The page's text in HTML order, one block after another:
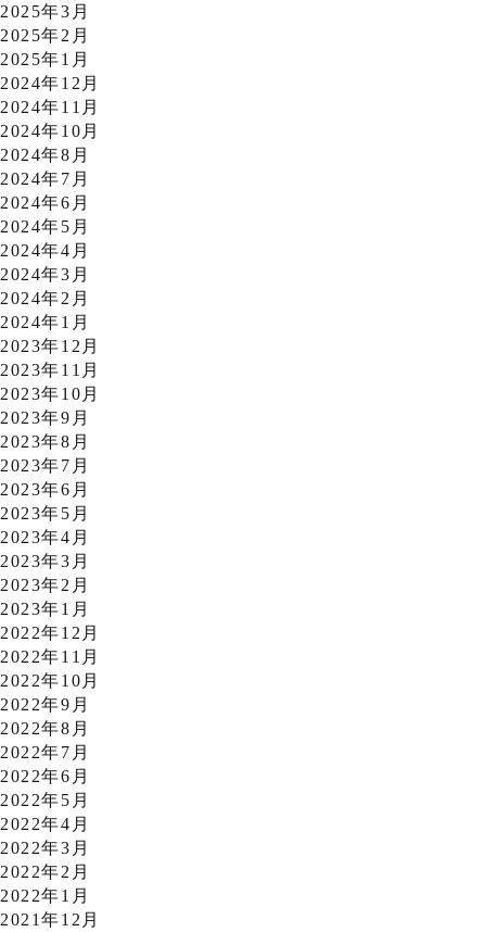
2025年3月
2025年2月
2025年1月
2024年12月
2024年11月
2024年10月
2024年8月
2024年7月
2024年6月
2024年5月
2024年4月
2024年3月
2024年2月
2024年1月
2023年12月
2023年11月
2023年10月
2023年9月
2023年8月
2023年7月
2023年6月
2023年5月
2023年4月
2023年3月
2023年2月
2023年1月
2022年12月
2022年11月
2022年10月
2022年9月
2022年8月
2022年7月
2022年6月
2022年5月
2022年4月
2022年3月
2022年2月
2022年1月
2021年12月